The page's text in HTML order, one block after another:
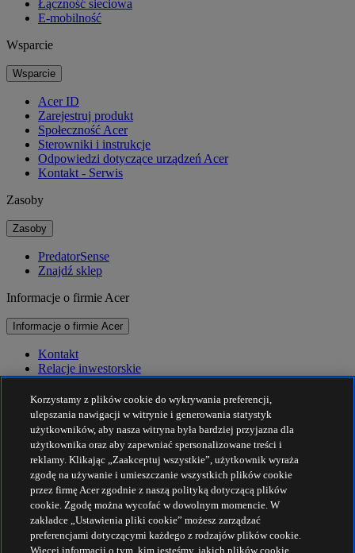
Łączność sieciowa
E-mobilność
Wsparcie
Wsparcie
Acer ID
Zarejestruj produkt
Społeczność Acer
Sterowniki i instrukcje
Odpowiedzi dotyczące urządzeń Acer
Kontakt - Serwis
Zasoby
Zasoby
PredatorSense
Znajdź sklep
Informacje o firmie Acer
Informacje o firmie Acer
Kontakt
Relacje inwestorskie
Nagrody
Wydarzenia
Zrównoważony rozwój
Zrównoważony rozwój
Społeczna odpowiedzialność biznesu
Ślad węglowy produktu
Projekt Humanity
Earthion
Korzystamy z plików cookie do wykrywania preferencji,
ulepszania nawigacji w witrynie i generowania statystyk
użytkowników, aby nasza witryna była bardziej przyjazna dla
użytkownika oraz aby zapewniać spersonalizowane treści i
reklamy. Klikając „Zaakceptuj wszystkie”, użytkownik wyraża
zgodę na używanie i umieszczanie wszystkich plików cookie
przez firmę Acer zgodnie z naszą polityką dotyczącą plików
cookie. Zgodę można wycofać w dowolnym momencie. W
zakładce „Ustawienia pliki cookie” możesz zarządzać
preferencjami dotyczącymi każdego z rodzajów plików cookie.
Więcej informacji o tym, kim jesteśmy, jakich plików cookie